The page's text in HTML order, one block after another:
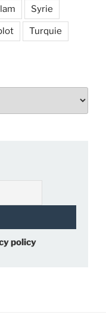
Syrie
Turquie
policy